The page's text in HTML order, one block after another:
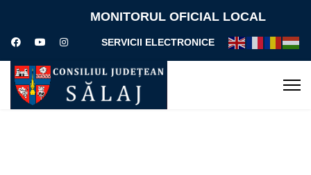
MONITORUL OFICIAL LOCAL
SERVICII ELECTRONICE